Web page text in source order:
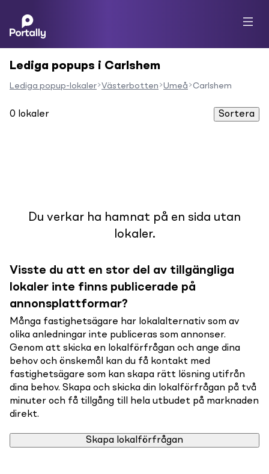
Lediga popups i Carlshem
Lediga popup-lokaler Västerbotten Umeå Carlshem
0 lokaler Sortera
Du verkar ha hamnat på en sida utan
lokaler.
Visste du att en stor del av tillgängliga
lokaler inte finns publicerade på
annonsplattformar?
Många fastighetsägare har lokalalternativ som av
olika anledningar inte publiceras som annonser.
Genom att skicka en lokalförfrågan och ange dina
behov och önskemål kan du få kontakt med
fastighetsägare som kan skapa rätt lösning utifrån
dina behov. Skapa och skicka din lokalförfrågan på två
minuter och få tillgång till hela utbudet på marknaden
direkt.
Skapa lokalförfrågan